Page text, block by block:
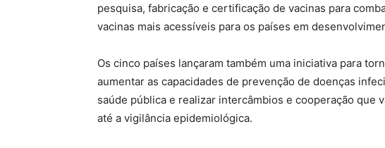
pesquisa, fabricação e certificação de vacinas para
vacinas mais acessíveis para os países em
Os cinco países lançaram também uma iniciativa para
aumentar as capacidades de prevenção de doenças
saúde pública e realizar intercâmbios e cooperação que
até a vigilância epidemiológica.